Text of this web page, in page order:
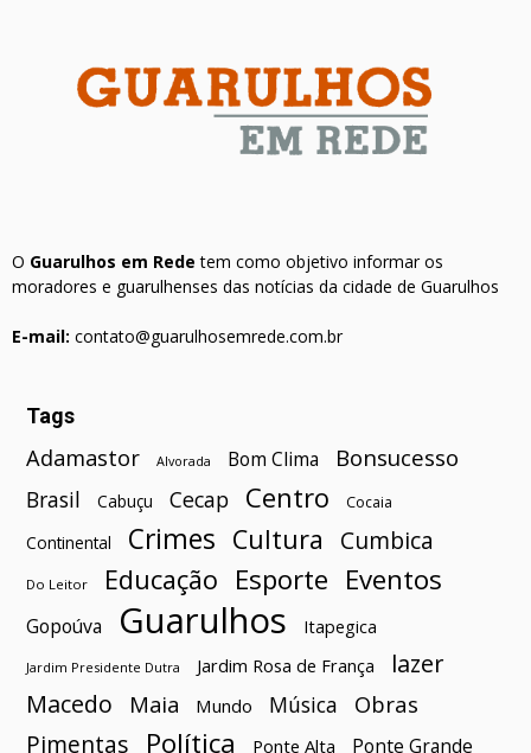
O Guarulhos em Rede tem como objetivo informar os
moradores e guarulhenses das notícias da cidade de Guarulhos
E-mail: contato@guarulhosemrede.com.br
Tags
Adamastor Alvorada Bom Clima Bonsucesso
Brasil Cabuçu Cecap Centro Cocaia
Continental Crimes Cultura Cumbica
Do Leitor Educação Esporte Eventos
Gopoúva Guarulhos Itapegica
Jardim Presidente Dutra Jardim Rosa de França
lazer
Macedo
Maia Mundo Música Obras
Pimentas Política Ponte Alta Ponte Grande